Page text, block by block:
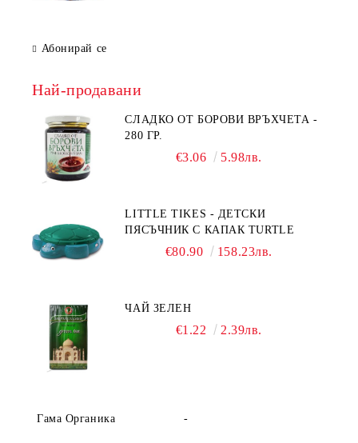
Абонирай се
Най-продавани
СЛАДКО ОТ БОРОВИ ВРЪХЧЕТА -
280 ГР.
€3.06 5.98лв.
LITTLE TIKES - ДЕТСКИ
ПЯСЪЧНИК С КАПАК TURTLE
€80.90 158.23лв.
ЧАЙ ЗЕЛЕН
€1.22 2.39лв.
Гама Органика -